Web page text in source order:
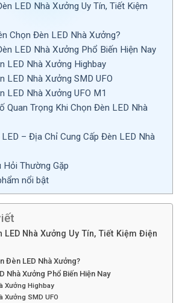
LED Nhà Xưởng Uy Tín, Tiết Kiệm
Chọn Đèn LED Nhà Xưởng?
LED Nhà Xưởng Phổ Biến Hiện Nay
LED Nhà Xưởng Highbay
LED Nhà Xưởng SMD UFO
LED Nhà Xưởng UFO M1
Quan Trọng Khi Chọn Đèn LED Nhà
– Địa Chỉ Cung Cấp Đèn LED Nhà
Hỏi Thường Gặp
nổi bật
LED Nhà Xưởng Uy Tín, Tiết Kiệm Điện
Đèn LED Nhà Xưởng?
Nhà Xưởng Phổ Biến Hiện Nay
Xưởng Highbay
Xưởng SMD UFO